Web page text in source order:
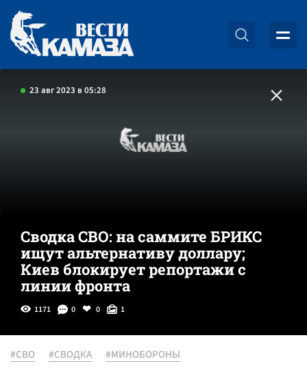
23 авг 2023 в 05:28
Сводка СВО: на саммите БРИКС
ищут альтернативу доллару;
Киев блокирует репортажи с
линии фронта
1171 0 0 1
#СВО #СВОДКА #МИНОБОРОНЫ